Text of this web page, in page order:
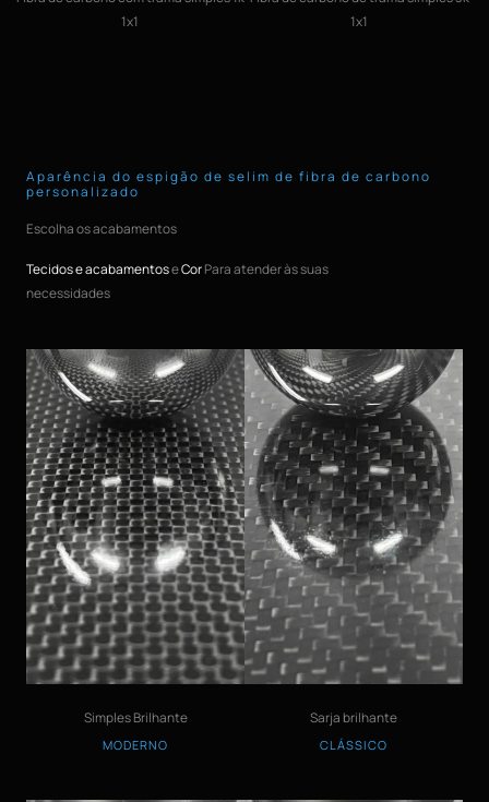
1x1
1x1
Aparência do espigão de selim de fibra de carbono
personalizado
Escolha os acabamentos
Tecidos e acabamentoseCorPara atender às suas
necessidades
Simples Brilhante
MODERNO
Sarja brilhante
CLÁSSICO